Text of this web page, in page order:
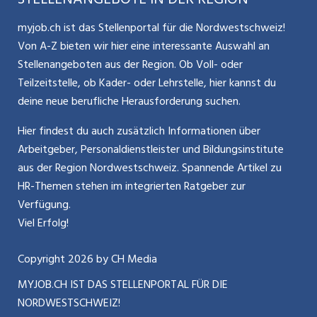
Glossar
Kontakt
Impressum
Bewerber-Cockpit
Mitarbeiter 50+ / Pensionierung
Karriere allgemein
Führung
Bewerbung / Neuorientierung
Aktionen / News
CH Media
ostjob.ch
zentraljob.ch
jobbasel.ch
jobbern.ch
jobmittelland.ch
jobzüri.ch
schaffu.ch (VS)
ajourjob.ch
myjob.ch ist das Stellenportal für die Nordwestschweiz!
Von A-Z bieten wir hier eine interessante Auswahl an
Stellenangeboten aus der Region. Ob Voll- oder
Teilzeitstelle, ob Kader- oder Lehrstelle, hier kannst du
deine neue berufliche Herausforderung suchen.
Hier findest du auch zusätzlich Informationen über
Arbeitgeber, Personaldienstleister und Bildungsinstitute
aus der Region Nordwestschweiz. Spannende Artikel zu
HR-Themen stehen im integrierten Ratgeber zur
Verfügung.
Viel Erfolg!
Copyright 2026by CH Media
MYJOB.CH IST DAS STELLENPORTAL FÜR DIE
NORDWESTSCHWEIZ!